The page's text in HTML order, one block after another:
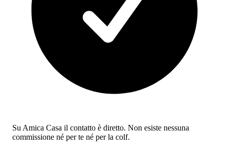
Su Amica Casa il contatto è diretto. Non esiste nessuna
commissione né per te né per la colf.